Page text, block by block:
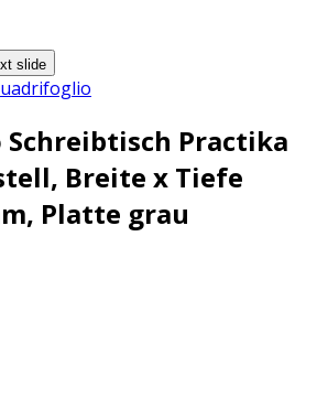
slide
Practika
Breite x Tiefe
Platte grau